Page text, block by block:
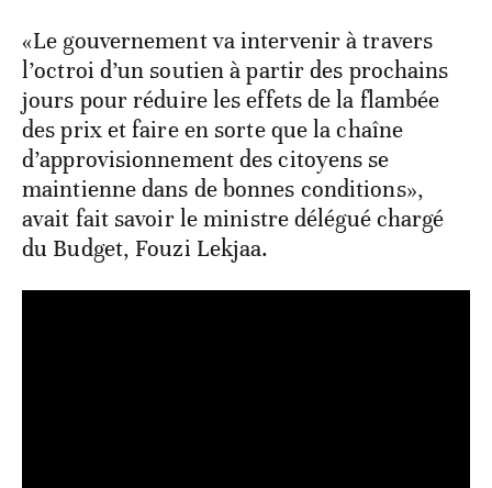
«Le gouvernement va intervenir à travers
l’octroi d’un soutien à partir des prochains
jours pour réduire les effets de la flambée
des prix et faire en sorte que la chaîne
d’approvisionnement des citoyens se
maintienne dans de bonnes conditions»,
avait fait savoir le ministre délégué chargé
du Budget, Fouzi Lekjaa.